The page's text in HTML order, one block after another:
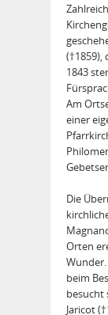
(†1859),
1843
Am
einer
Die
Orten
beim
besucht
Jaricot